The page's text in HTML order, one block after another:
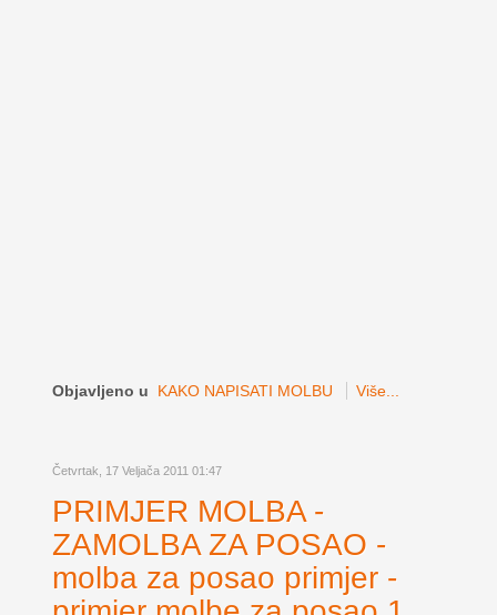
Objavljeno u KAKO NAPISATI MOLBU Više...
Četvrtak, 17 Veljača 2011 01:47
PRIMJER MOLBA -
ZAMOLBA ZA POSAO -
molba za posao primjer -